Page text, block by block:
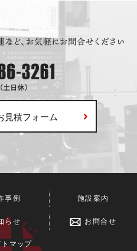
見積フォーム
事例 施設案内
らせ お問合せ
トマップ